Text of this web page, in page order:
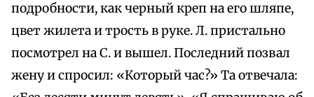
подробности, как черный креп на его шляпе,
цвет жилета и трость в руке. Л. пристально
посмотрел на С. и вышел. Последний позвал
жену и спросил: «Который час?» Та отвечала: